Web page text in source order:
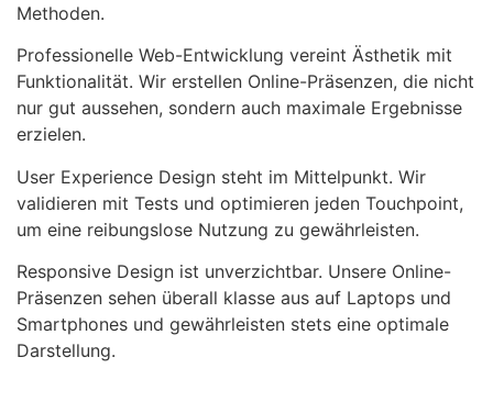
Methoden.
Professionelle Web-Entwicklung vereint Ästhetik mit
Funktionalität. Wir erstellen Online-Präsenzen, die nicht
nur gut aussehen, sondern auch maximale Ergebnisse
erzielen.
User Experience Design steht im Mittelpunkt. Wir
validieren mit Tests und optimieren jeden Touchpoint,
um eine reibungslose Nutzung zu gewährleisten.
Responsive Design ist unverzichtbar. Unsere Online-
Präsenzen sehen überall klasse aus auf Laptops und
Smartphones und gewährleisten stets eine optimale
Darstellung.